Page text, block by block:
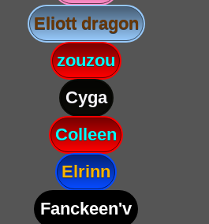
Eliott dragon
zouzou
Cyga
Colleen
Elrinn
Fanckeen'v